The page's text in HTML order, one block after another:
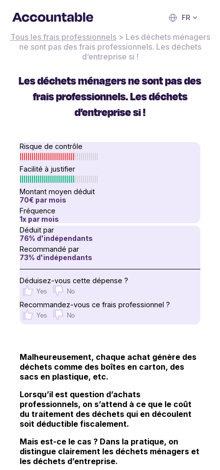
FR
Tous les frais professionnels > Les déchets ménagers
ne sont pas des frais professionnels. Les déchets
d’entreprise si !
Les déchets ménagers ne sont pas des
frais professionnels. Les déchets
d’entreprise si !
Risque de contrôle
Facilité à justifier
Montant moyen déduit
70€ par mois
Fréquence
1x par mois
Déduit par
76% d'indépendants
Recommandé par
73% d'indépendants
Déduisez-vous cette dépense ?
Yes No
Recommandez-vous ce frais professionnel ?
Yes No
Malheureusement, chaque achat génère des
déchets comme des boîtes en carton, des
sacs en plastique, etc.
Lorsqu’il est question d’achats
professionnels, on s’attend à ce que le coût
du traitement des déchets qui en découlent
soit déductible fiscalement.
Mais est-ce le cas ? Dans la pratique, on
distingue clairement les déchets ménagers et
les déchets d’entreprise.